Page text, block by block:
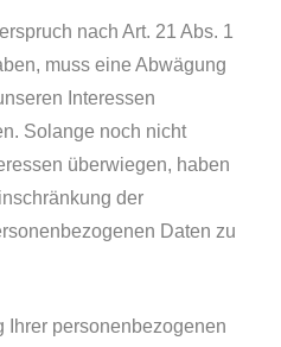
nach Art. 21 Abs. 1
muss eine Abwägung
Interessen
Solange noch nicht
überwiegen, haben
der
Daten zu
Ihrer personenbezogenen